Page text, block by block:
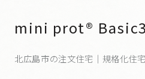
mini prot®
北広島市の注文住宅｜規格化住